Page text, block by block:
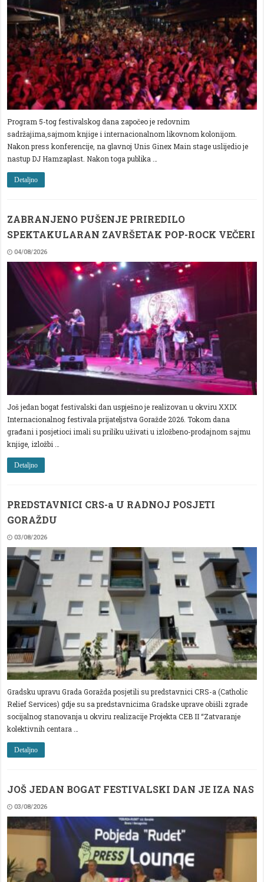
Program 5-tog festivalskog dana započeo je redovnim
sadržajima,sajmom knjige i internacionalnom likovnom kolonijom.
Nakon press konferencije, na glavnoj Unis Ginex Main stage uslijedio je
nastup DJ Hamzaplast. Nakon toga publika …
Detaljno
ZABRANJENO PUŠENJE PRIREDILO
SPEKTAKULARAN ZAVRŠETAK POP-ROCK VEČERI
04/08/2026
Još jedan bogat festivalski dan uspješno je realizovan u okviru XXIX
Internacionalnog festivala prijateljstva Goražde 2026. Tokom dana
građani i posjetioci imali su priliku uživati u izložbeno-prodajnom sajmu
knjige, izložbi …
Detaljno
PREDSTAVNICI CRS-a U RADNOJ POSJETI
GORAŽDU
03/08/2026
Gradsku upravu Grada Goražda posjetili su predstavnici CRS-a (Catholic
Relief Services) gdje su sa predstavnicima Gradske uprave obišli zgrade
socijalnog stanovanja u okviru realizacije Projekta CEB II “Zatvaranje
kolektivnih centara …
Detaljno
JOŠ JEDAN BOGAT FESTIVALSKI DAN JE IZA NAS
03/08/2026